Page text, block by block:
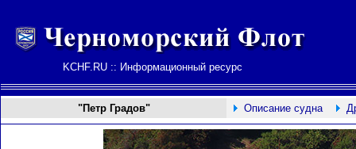
KCHF.RU :: Информационный ресурс
"Петр Градов" Описание судна